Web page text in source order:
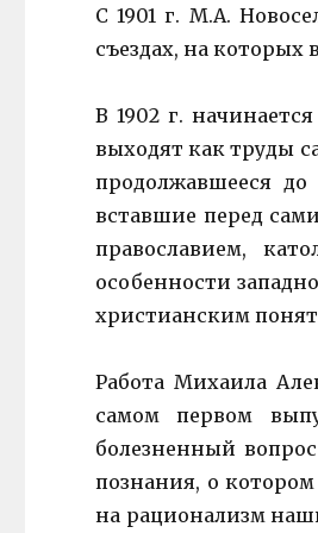
С 1901 г. М.А.
съездах, на которых
В 1902 г.
выходят как труды
продолжавшееся до
вставшие перед
православием,
особенности
христианским
Работа Михаила
самом первом
болезненный
познания, о
на рационализм